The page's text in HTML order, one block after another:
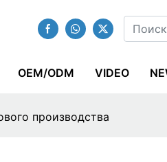
OEM/ODM VIDEO
производства